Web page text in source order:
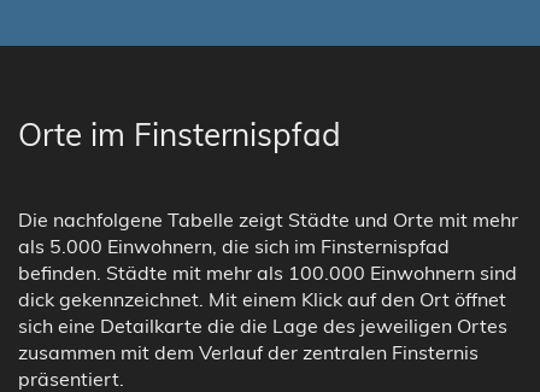
Orte im Finsternispfad
Die nachfolgene Tabelle zeigt Städte und Orte mit mehr
als 5.000 Einwohnern, die sich im Finsternispfad
befinden. Städte mit mehr als 100.000 Einwohnern sind
dick gekennzeichnet. Mit einem Klick auf den Ort öffnet
sich eine Detailkarte die die Lage des jeweiligen Ortes
zusammen mit dem Verlauf der zentralen Finsternis
präsentiert.